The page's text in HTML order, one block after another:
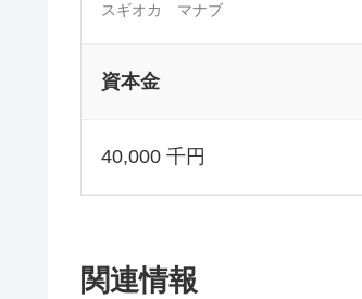
スギオカ マナブ
資本金
40,000 千円
関連情報